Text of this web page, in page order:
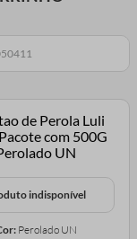
indisponível
Perolado UN